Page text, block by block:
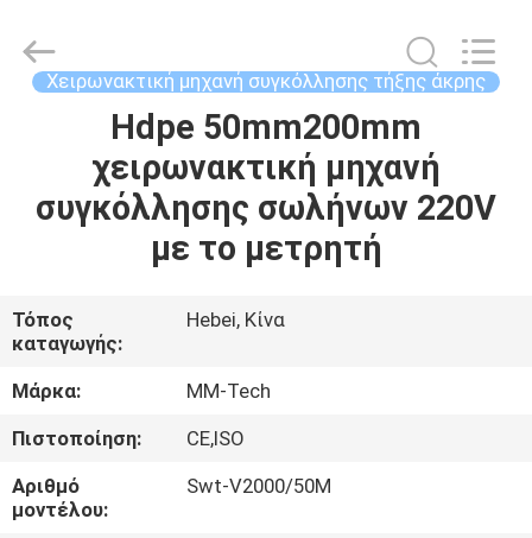
ΠΡΟΪΌΝΤΑ
ΜΕ
ΕΜΆΣ
ΕΠΙΣΚΈΨΕΙΣ
ΣΤΟ
ΕΡΓΟΣΤΆΣΙΟ
Mingmai
Technology
Co.,Ltd. Χειρωνακτική μηχανή συγκόλλησης τήξης άκρης
Hdpe 50mm200mm
χειρωνακτική μηχανή
συγκόλλησης σωλήνων 220V
με το μετρητή
Τόπος
καταγωγής:
Hebei, Κίνα
Μάρκα:
MM-Tech
Πιστοποίηση:
CE,ISO
Αριθμό
μοντέλου:
Swt-V2000/50M